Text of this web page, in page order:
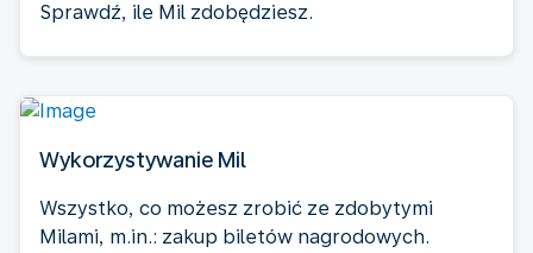
Sprawdź, ile Mil zdobędziesz.
Wykorzystywanie Mil
Wszystko, co możesz zrobić ze zdobytymi
Milami, m.in.: zakup biletów nagrodowych.